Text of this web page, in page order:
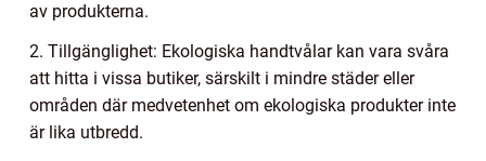
av produkterna.
2. Tillgänglighet: Ekologiska handtvålar kan vara svåra
att hitta i vissa butiker, särskilt i mindre städer eller
områden där medvetenhet om ekologiska produkter inte
är lika utbredd.